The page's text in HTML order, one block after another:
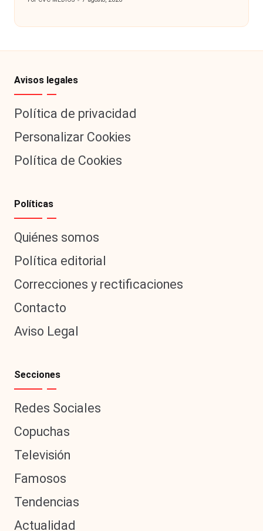
Publicado
Avisos legales
Política de privacidad
Personalizar Cookies
Política de Cookies
Políticas
Quiénes somos
Política editorial
Correcciones y rectificaciones
Contacto
Aviso Legal
Secciones
Redes Sociales
Copuchas
Televisión
Famosos
Tendencias
Actualidad